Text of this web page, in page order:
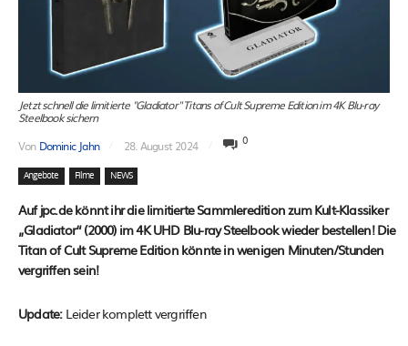
Jetzt schnell die limitierte "Gladiator" Titans of Cult Supreme Edition im 4K Blu-ray
Steelbook sichern
Von Dominic Jahn 28. August 2024 0
Angebote Filme NEWS
Auf jpc.de könnt ihr die limitierte Sammleredition zum Kult-Klassiker
„Gladiator“ (2000) im 4K UHD Blu-ray Steelbook wieder bestellen! Die
Titan of Cult Supreme Edition könnte in wenigen Minuten/Stunden
vergriffen sein!
Update:Leider komplett vergriffen